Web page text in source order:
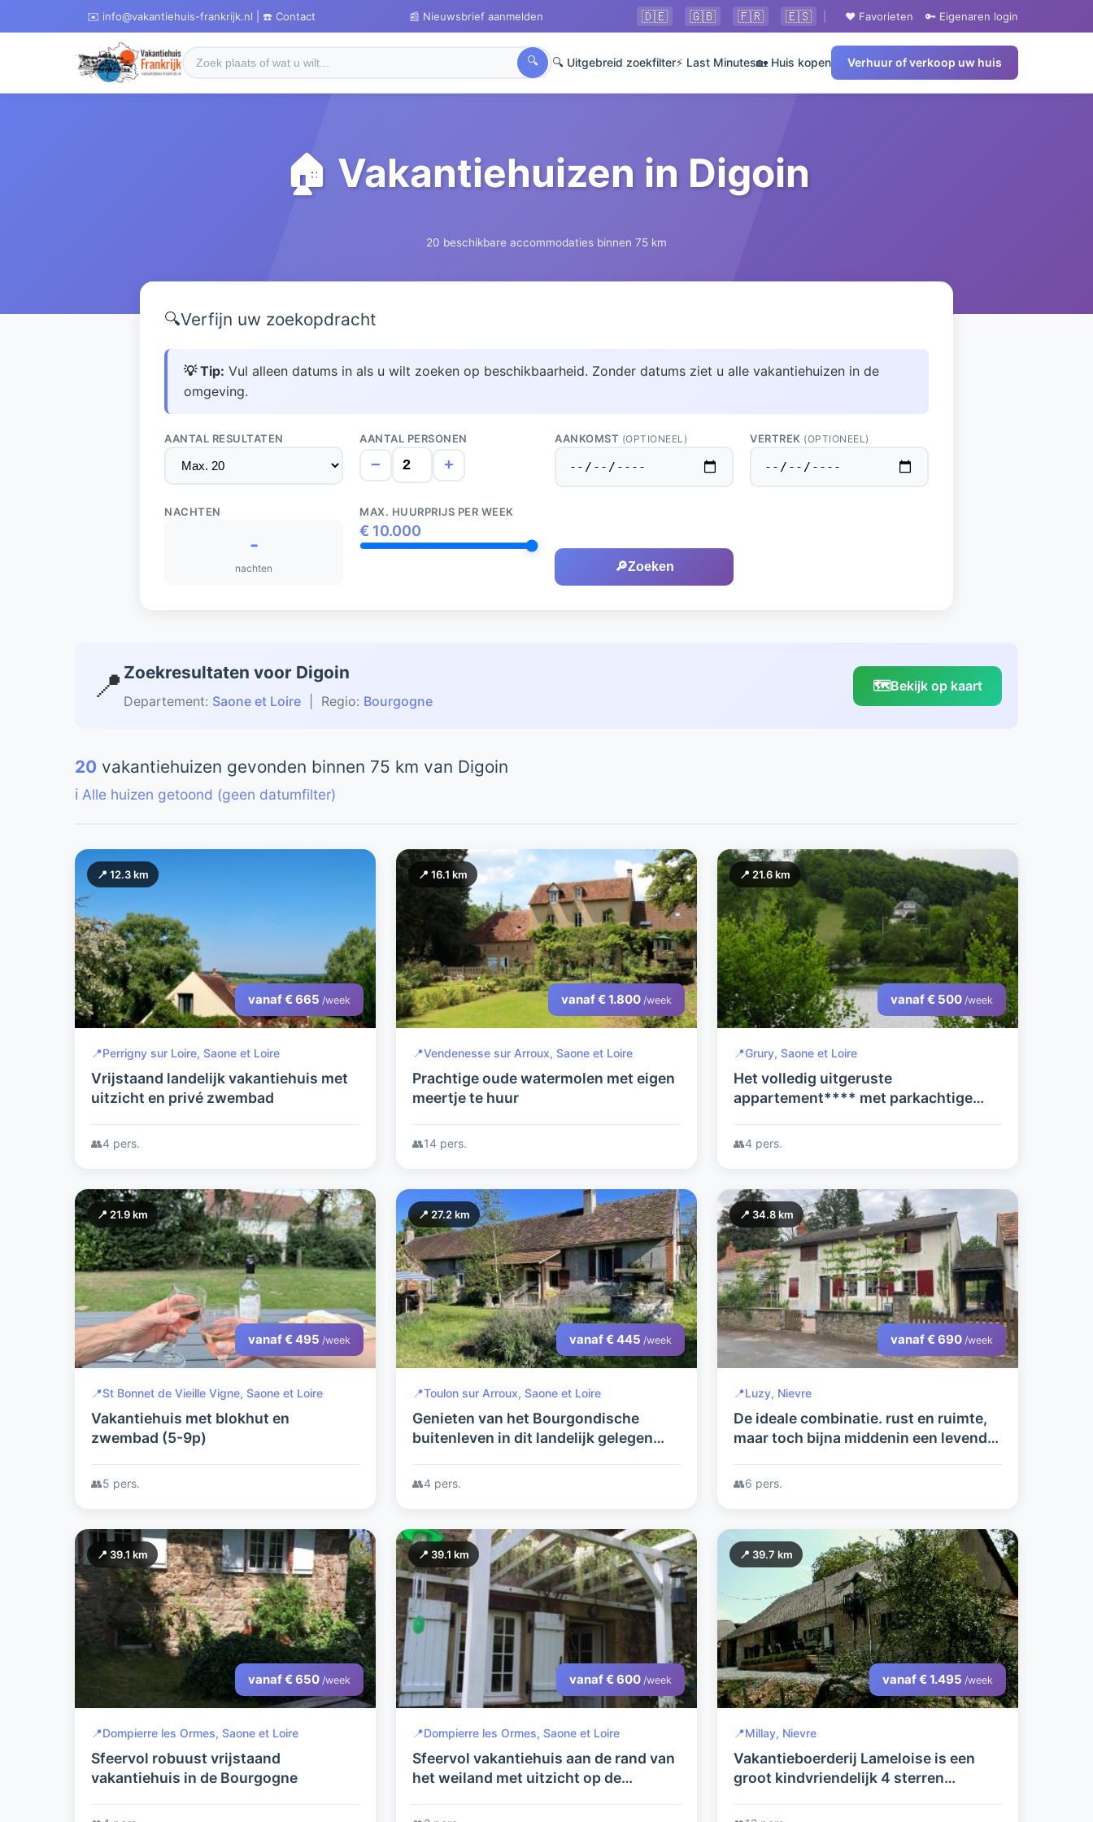
✉️ info@vakantiehuis-frankrijk.nl | ☎️ Contact 📰 Nieuwsbrief aanmelden 🇩🇪 🇬🇧 🇫🇷 🇪🇸 ❤️ Favorieten 🔑 Eigenaren login
🔍 🔍 Uitgebreid zoekfilter⚡ Last Minutes🏡 Huis kopen Verhuur of verkoop uw huis
🏠 Vakantiehuizen in Digoin
20 beschikbare accommodaties binnen 75 km
🔍Verfijn uw zoekopdracht
💡 Tip: Vul alleen datums in als u wilt zoeken op beschikbaarheid. Zonder datums ziet u alle vakantiehuizen in de
omgeving.
AANTAL RESULTATEN AANTAL PERSONEN
− +
AANKOMST (OPTIONEEL) VERTREK (OPTIONEEL)
NACHTEN
-
nachten
MAX. HUURPRIJS PER WEEK
€ 10.000
🔎Zoeken
📍 Zoekresultaten voor Digoin
Departement: Saone et Loire | Regio: Bourgogne
🗺️Bekijk op kaart
20 vakantiehuizen gevonden binnen 75 km van Digoin
ℹ️ Alle huizen getoond (geen datumfilter)
📍 12.3 km
vanaf € 665 /week
📍Perrigny sur Loire, Saone et Loire
Vrijstaand landelijk vakantiehuis met
uitzicht en privé zwembad
👥4 pers.
📍 16.1 km
vanaf € 1.800 /week
📍Vendenesse sur Arroux, Saone et Loire
Prachtige oude watermolen met eigen
meertje te huur
👥14 pers.
📍 21.6 km
vanaf € 500 /week
📍Grury, Saone et Loire
Het volledig uitgeruste
appartement**** met parkachtige
heuvels van de Bourgogne en biedt
👥4 pers.
📍 21.9 km
vanaf € 495 /week
📍St Bonnet de Vieille Vigne, Saone et Loire
Vakantiehuis met blokhut en
zwembad (5-9p)
👥5 pers.
📍 27.2 km
vanaf € 445 /week
📍Toulon sur Arroux, Saone et Loire
Genieten van het Bourgondische
buitenleven in dit landelijk gelegen
👥4 pers.
📍 34.8 km
vanaf € 690 /week
📍Luzy, Nievre
De ideale combinatie. rust en ruimte,
maar toch bijna middenin een levendig
👥6 pers.
📍 39.1 km
vanaf € 650 /week
📍Dompierre les Ormes, Saone et Loire
Sfeervol robuust vrijstaand
vakantiehuis in de Bourgogne
📍 39.1 km
vanaf € 600 /week
📍Dompierre les Ormes, Saone et Loire
Sfeervol vakantiehuis aan de rand van
het weiland met uitzicht op de
📍 39.7 km
vanaf € 1.495 /week
📍Millay, Nievre
Vakantieboerderij Lameloise is een
groot kindvriendelijk 4 sterren
met verwarmd privézwembad, jacuzzi